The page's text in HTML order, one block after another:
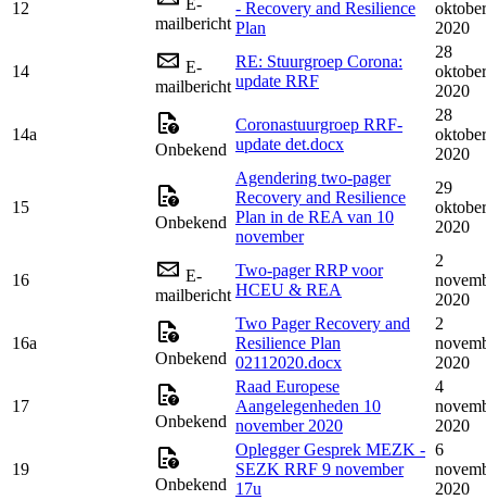
12
E-
mailbericht
- Recovery and Resilience
Plan
oktober
2020
14
E-
mailbericht
RE: Stuurgroep Corona:
update RRF
28
oktober
2020
14a
Onbekend
Coronastuurgroep RRF-
update det.docx
28
oktober
2020
15
Onbekend
Agendering two-pager
Recovery and Resilience
Plan in de REA van 10
november
29
oktober
2020
16
E-
mailbericht
Two-pager RRP voor
HCEU & REA
2
2020
16a
Onbekend
Two Pager Recovery and
Resilience Plan
02112020.docx
2
2020
17
Onbekend
Raad Europese
Aangelegenheden 10
november 2020
4
2020
19
Onbekend
Oplegger Gesprek MEZK -
SEZK RRF 9 november
17u
6
2020